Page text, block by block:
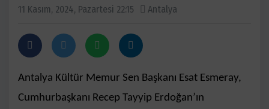
11 Kasım, 2024, Pazartesi 22:15 Antalya
Antalya Kültür Memur Sen Başkanı Esat Esmeray,
Cumhurbaşkanı Recep Tayyip Erdoğan’ın